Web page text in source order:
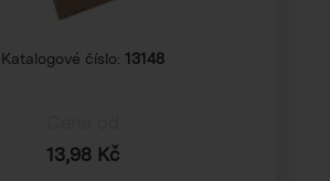
Katalogové číslo: 13148
13,98 Kč